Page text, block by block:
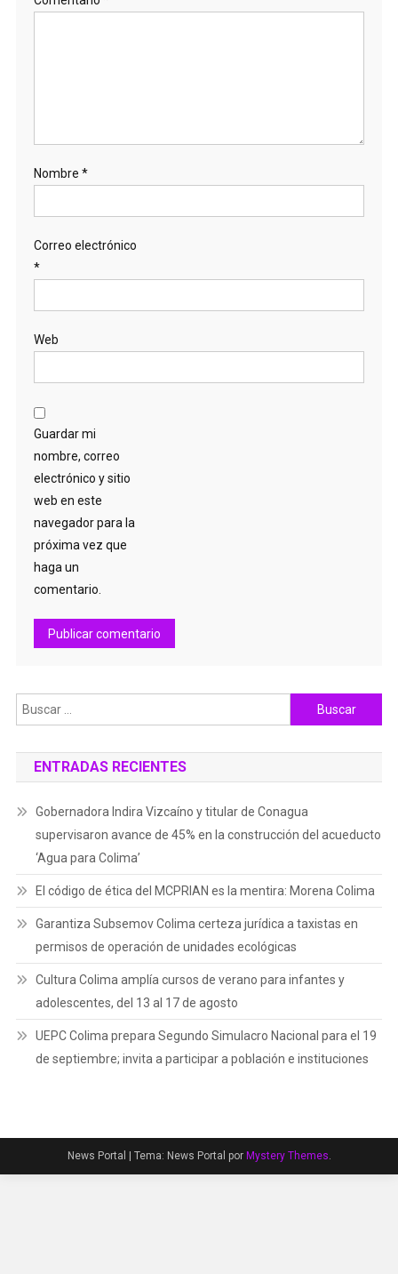
Nombre *
Correo electrónico
*
Web
Guardar mi
nombre, correo
electrónico y sitio
web en este
navegador para la
próxima vez que
haga un
comentario.
Buscar:
ENTRADAS RECIENTES
Gobernadora Indira Vizcaíno y titular de Conagua
supervisaron avance de 45% en la construcción del acueducto
‘Agua para Colima’
El código de ética del MCPRIAN es la mentira: Morena Colima
Garantiza Subsemov Colima certeza jurídica a taxistas en
permisos de operación de unidades ecológicas
Cultura Colima amplía cursos de verano para infantes y
adolescentes, del 13 al 17 de agosto
UEPC Colima prepara Segundo Simulacro Nacional para el 19
de septiembre; invita a participar a población e instituciones
News Portal Tema: News Portal por Mystery Themes.